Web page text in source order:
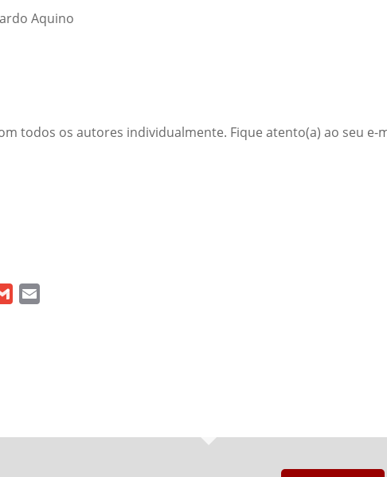
Aquino
todos os autores individualmente. Fique atento(a) ao seu e-
Gmail